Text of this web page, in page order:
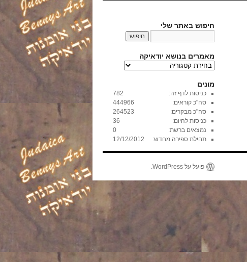
חיפוש באתר שלי
מאמרים בנושא יודאיקה
מ
מ
ר
י
ם
ב
נ
ו
י
ק
מונים
782
כניסות לדף זה:
444966
סה"כ קוראים:
264523
סה"כ מבקרים:
36
כניסות להיום:
0
נמצאים ברשת:
12/12/2012
תחילת ספירה מחדש:
פועל על WordPress.